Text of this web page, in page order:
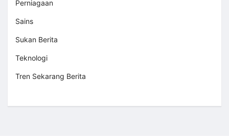
Perniagaan
Sains
Sukan Berita
Teknologi
Tren Sekarang Berita